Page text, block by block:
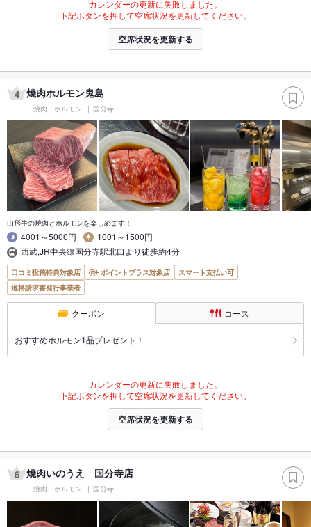
カレンダーの更新に失敗しました。
下記ボタンを押して空席状況を更新してください。
空席状況を更新する
4 焼肉ホルモン鬼島
焼肉・ホルモン 国分寺
山形牛の焼肉とホルモンを楽しめます！
4001～5000円
1001～1500円
西武,JR中央線国分寺駅北口より徒歩約4分
口コミ投稿特典対象店 ポイントプラス対象店
スマート支払い可
適格請求書発行事業者
クーポン コース
おすすめホルモン1品プレゼント！
カレンダーの更新に失敗しました。
下記ボタンを押して空席状況を更新してください。
空席状況を更新する
6 焼肉いのうえ 国分寺店
焼肉・ホルモン 国分寺